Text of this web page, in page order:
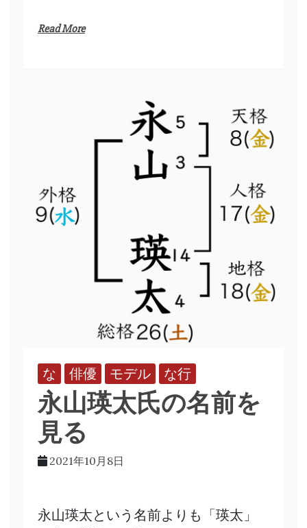
Read More
な 俳優 モデル な行
永山瑛太氏の名前を
見る
2021年10月8日
永山瑛太という名前よりも「瑛太」